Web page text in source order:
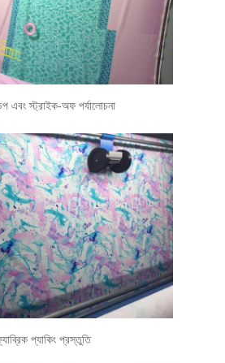
এবং স্ট্রাইক-অফ পর্যালোচনা
প্যাকিং প্রস্তুতি